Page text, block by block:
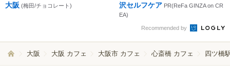
大阪 (梅田/チョコレート)
沢セルフケア PR(ReFa GINZA on CR
EA)
Recommended by
大阪 大阪 カフェ 大阪市 カフェ 心斎橋 カフェ 四ツ橋